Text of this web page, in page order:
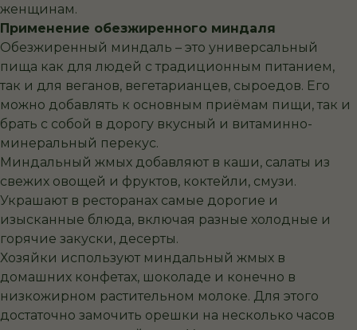
женщинам.
Применение обезжиренного миндаля
Обезжиренный миндаль – это универсальный
пища как для людей с традиционным питанием,
так и для веганов, вегетарианцев, сыроедов. Его
можно добавлять к основным приёмам пищи, так и
брать с собой в дорогу вкусный и витаминно-
минеральный перекус.
Миндальный жмых добавляют в каши, салаты из
свежих овощей и фруктов, коктейли, смузи.
Украшают в ресторанах самые дорогие и
изысканные блюда, включая разные холодные и
горячие закуски, десерты.
Хозяйки используют миндальный жмых в
домашних конфетах, шоколаде и конечно в
низкожирном растительном молоке. Для этого
достаточно замочить орешки на несколько часов